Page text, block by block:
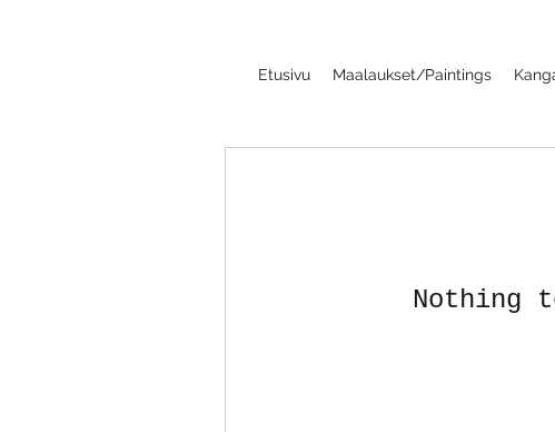
Etusivu Maalaukset/Paintings
Nothing